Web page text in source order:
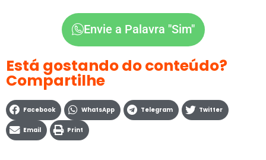
Envie a Palavra "Sim"
Está gostando do conteúdo?
Compartilhe
Facebook WhatsApp Telegram Twitter
Email Print